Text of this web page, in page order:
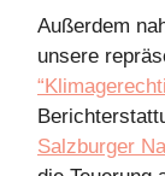
Außerdem
unsere
Salzburger